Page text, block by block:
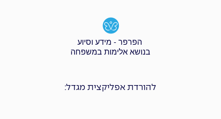
הפרפר - מידע וסיוע
בנושא אלימות במשפחה
להורדת אפליקצית מגדל: